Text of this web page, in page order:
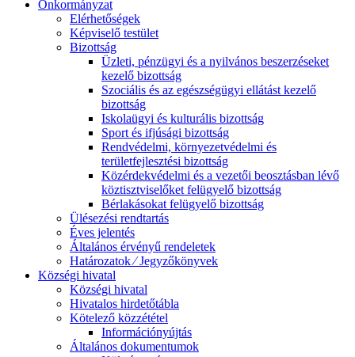
Önkormányzat
Elérhetőségek
Képviselő testület
Bizottság
Üzleti, pénzügyi és a nyilvános beszerzéseket
kezelő bizottság
Szociális és az egészségügyi ellátást kezelő
bizottság
Iskolaügyi és kulturális bizottság
Sport és ifjúsági bizottság
Rendvédelmi, környezetvédelmi és
területfejlesztési bizottság
Közérdekvédelmi és a vezetői beosztásban lévő
köztisztviselőket felügyelő bizottság
Bérlakásokat felügyelő bizottság
Ülésezési rendtartás
Éves jelentés
Általános érvényű rendeletek
Határozatok ⁄ Jegyzőkönyvek
Községi hivatal
Községi hivatal
Hivatalos hirdetőtábla
Kötelező közzététel
Információnyújtás
Általános dokumentumok